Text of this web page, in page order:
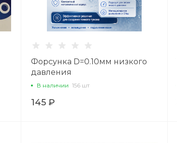
Форсунка D=0.10мм низкого
давления
В наличии 156 шт
145 ₽